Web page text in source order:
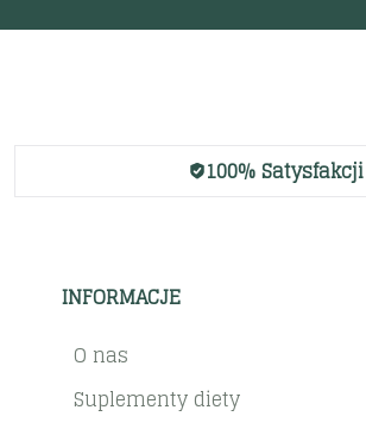
100% Satysfakcji
INFORMACJE
O nas
Suplementy diety